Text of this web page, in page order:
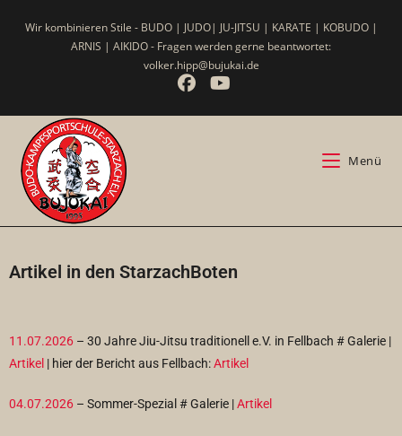
Wir kombinieren Stile - BUDO | JUDO| JU-JITSU | KARATE | KOBUDO |
ARNIS | AIKIDO - Fragen werden gerne beantwortet:
volker.hipp@bujukai.de
Menü
Artikel in den StarzachBoten
11.07.2026 – 30 Jahre Jiu-Jitsu traditionell e.V. in Fellbach # Galerie |
Artikel | hier der Bericht aus Fellbach:Artikel
04.07.2026 – Sommer-Spezial # Galerie |Artikel